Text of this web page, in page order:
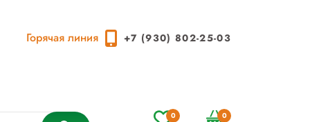
Горячая линия +7 (930) 802-25-03
0 0